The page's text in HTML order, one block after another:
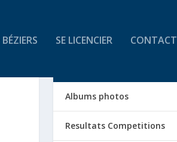
SE LICENCIER CONTACT
Albums photos
Resultats Competitions